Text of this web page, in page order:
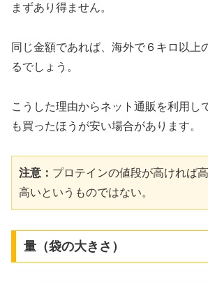
まずあり得ません。
同じ金額であれば、海外で６キロ以上
るでしょう。
こうした理由からネット通販を利用し
も買ったほうが安い場合があります。
注意： プロテインの値段が高ければ
高いというものではない。
量（袋の大きさ）